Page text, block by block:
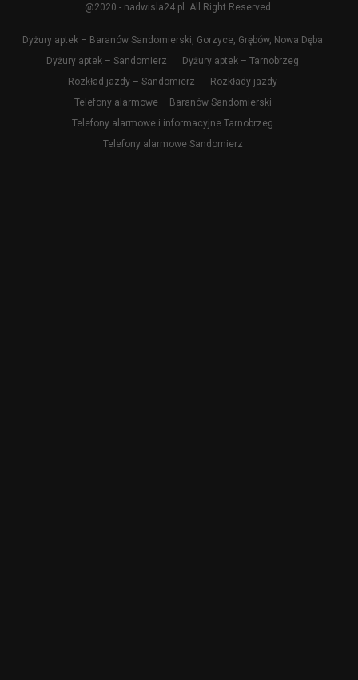
@2020 - nadwisla24.pl. All Right Reserved.
Dyżury aptek – Baranów Sandomierski, Gorzyce, Grębów, Nowa Dęba
Dyżury aptek – Sandomierz
Dyżury aptek – Tarnobrzeg
Rozkład jazdy – Sandomierz
Rozkłady jazdy
Telefony alarmowe – Baranów Sandomierski
Telefony alarmowe i informacyjne Tarnobrzeg
Telefony alarmowe Sandomierz